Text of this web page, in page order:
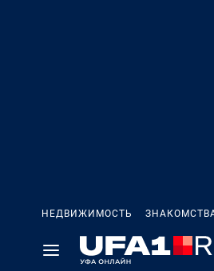
НЕДВИЖИМОСТЬ